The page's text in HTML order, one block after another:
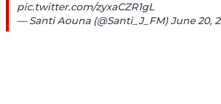
pic.twitter.com/zyxaCZR1gL
— Santi Aouna (@Santi_J_FM) June 20,